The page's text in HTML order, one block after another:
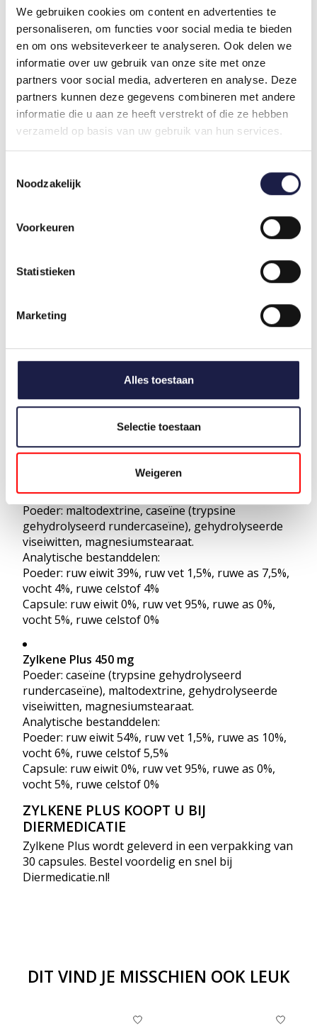
We gebruiken cookies om content en advertenties te
personaliseren, om functies voor social media te bieden
en om ons websiteverkeer te analyseren. Ook delen we
informatie over uw gebruik van onze site met onze
partners voor social media, adverteren en analyse. Deze
partners kunnen deze gegevens combineren met andere
informatie die u aan ze heeft verstrekt of die ze hebben
verzameld op basis van uw gebruik van hun services.
Noodzakelijk
Voorkeuren
Statistieken
Marketing
Alles toestaan
Selectie toestaan
Weigeren
van uw huisdier, kunt u de volgende dosering
aanhouden:
Advies dosering Zylkene Plus 75mg (kat & kleine
hond)
Gewicht < 5 kg: 1 capsule per dag
Gewicht 5 - 10 kg: 2 capsules per dag
Advies dosering Zylkene Plus 225mg
(middelgrote hond)
Gewicht 15 - 30 kg: 2 capsules per dag
hond)
Gewicht 30 - 60 kg: 2 capsules per dag
Poeder: maltodextrine, caseïne (trypsine
gehydrolyseerd rundercaseïne), gehydrolyseerde
viseiwitten, magnesiumstearaat.
Poeder: ruw eiwit 17,3%, ruw vet 1,5%, ruwe as
3,5%, vocht 3,5%, ruwe celstof 4%
vocht 5%, ruwe celstof 0%
Zylkene Plus 225 mg
Poeder: maltodextrine, caseïne (trypsine
gehydrolyseerd rundercaseïne), gehydrolyseerde
viseiwitten, magnesiumstearaat.
Analytische bestanddelen:
Poeder: ruw eiwit 39%, ruw vet 1,5%, ruwe as 7,5%,
vocht 4%, ruwe celstof 4%
Capsule: ruw eiwit 0%, ruw vet 95%, ruwe as 0%,
vocht 5%, ruwe celstof 0%
Zylkene Plus 450 mg
Poeder: caseïne (trypsine gehydrolyseerd
rundercaseïne), maltodextrine, gehydrolyseerde
viseiwitten, magnesiumstearaat.
Analytische bestanddelen:
Poeder: ruw eiwit 54%, ruw vet 1,5%, ruwe as 10%,
vocht 6%, ruwe celstof 5,5%
Capsule: ruw eiwit 0%, ruw vet 95%, ruwe as 0%,
vocht 5%, ruwe celstof 0%
ZYLKENE PLUS KOOPT U BIJ
DIERMEDICATIE
Zylkene Plus wordt geleverd in een verpakking van
30 capsules. Bestel voordelig en snel bij
Diermedicatie.nl!
DIT VIND JE MISSCHIEN OOK LEUK
Items van productcarrousel